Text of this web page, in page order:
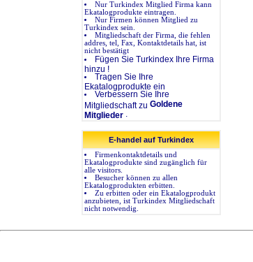
Nur Turkindex Mitglied Firma kann
Ekatalogprodukte eintragen.
Nur Firmen können Mitglied zu
Turkindex sein.
Mitgliedschaft der Firma, die fehlen
addres, tel, Fax, Kontaktdetails hat, ist
nicht bestätigt
Fügen Sie Turkindex Ihre Firma
hinzu !
Tragen Sie Ihre
Ekatalogprodukte ein
Verbessern Sie Ihre
Mitgliedschaft zu Goldene
Mitglieder .
E-handel auf Turkindex
Firmenkontaktdetails und
Ekatalogprodukte sind zugänglich für
alle visitors.
Besucher können zu allen
Ekatalogprodukten erbitten.
Zu erbitten oder ein Ekatalogprodukt
anzubieten, ist Turkindex Mitgliedschaft
nicht notwendig.